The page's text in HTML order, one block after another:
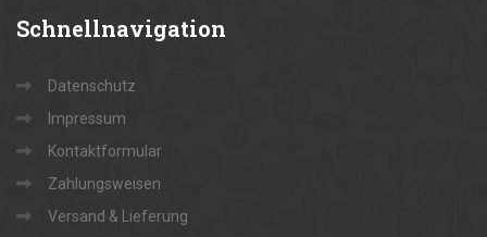
Schnellnavigation
Datenschutz
Impressum
Kontaktformular
Zahlungsweisen
Versand & Lieferung